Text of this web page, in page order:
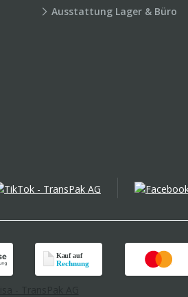
Ausstattung Lager & Büro